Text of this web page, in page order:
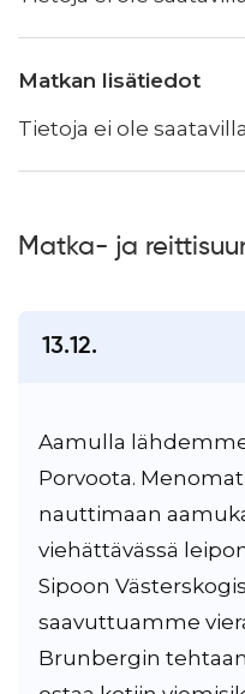
Matkan lisätiedot
Tietoja ei ole saatavilla
Matka- ja
13.12.
Aamulla
Porvoota.
nauttimaan
viehättävässä
Sipoon
saavuttuamme
Brunbergin